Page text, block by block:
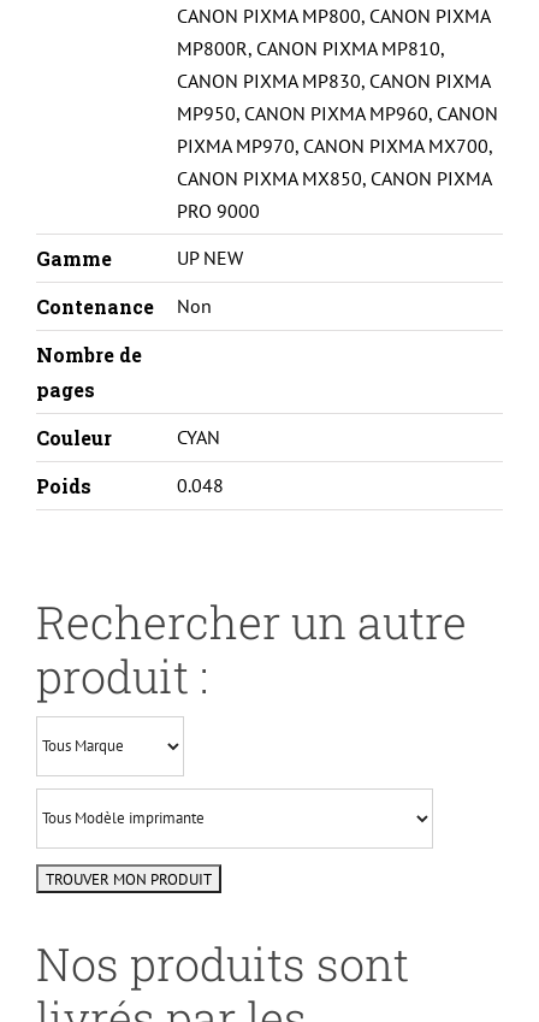
CANON PIXMA MP800, CANON PIXMA
MP800R, CANON PIXMA MP810,
CANON PIXMA MP830, CANON PIXMA
MP950, CANON PIXMA MP960, CANON
PIXMA MP970, CANON PIXMA MX700,
CANON PIXMA MX850, CANON PIXMA
PRO 9000
Gamme UP NEW
Contenance Non
Nombre de
pages
Couleur
CYAN
Poids 0.048
Rechercher un autre
produit :
Nos produits sont